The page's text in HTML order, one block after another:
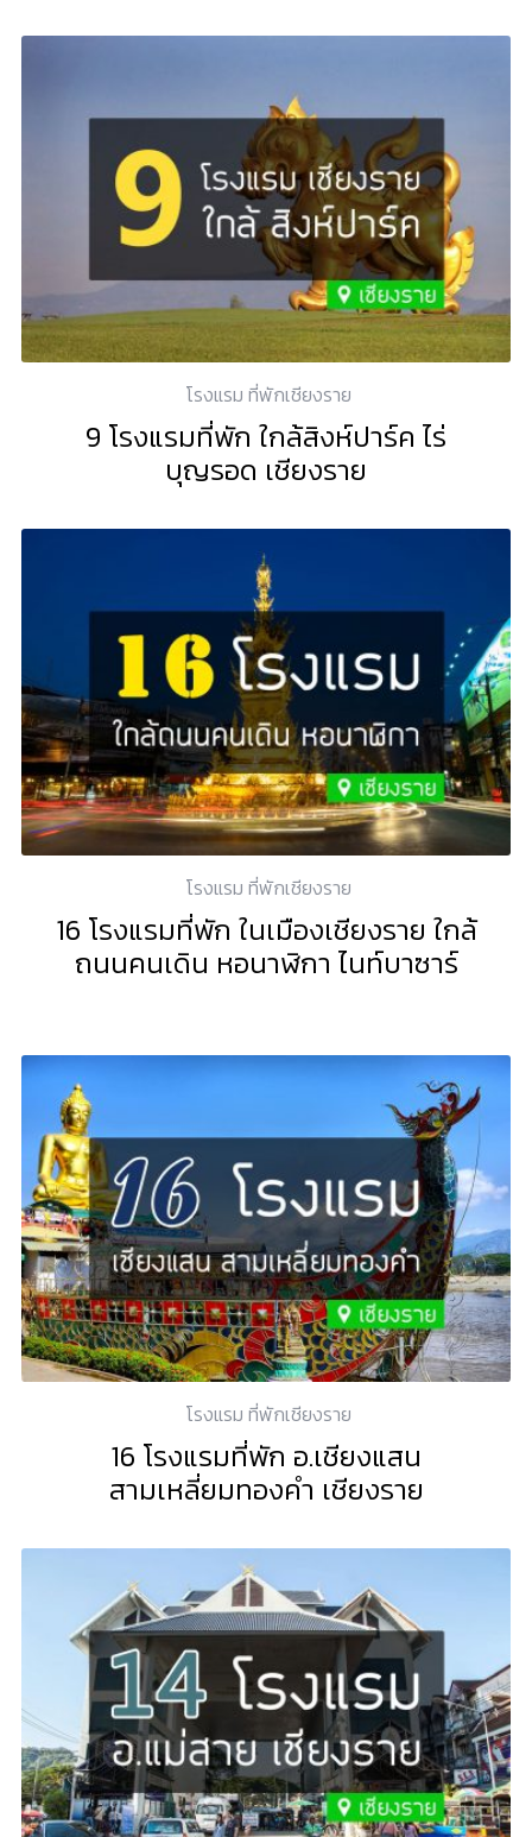
โรงแรม ที่พักเชียงราย
9 โรงแรมที่พัก ใกล้สิงห์ปาร์ค ไร่
บุญรอด เชียงราย
โรงแรม ที่พักเชียงราย
16 โรงแรมที่พัก ในเมืองเชียงราย ใกล้
ถนนคนเดิน หอนาฬิกา ไนท์บาซาร์
โรงแรม ที่พักเชียงราย
16 โรงแรมที่พัก อ.เชียงแสน
สามเหลี่ยมทองคำ เชียงราย